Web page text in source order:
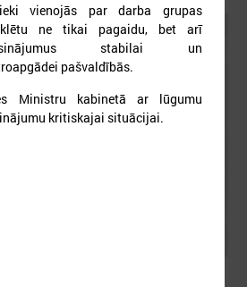
vienojās par darba grupas
ne tikai pagaidu, bet arī
stabilai un
pašvaldībās.
Ministru kabinetā ar lūgumu
kritiskajai situācijai.